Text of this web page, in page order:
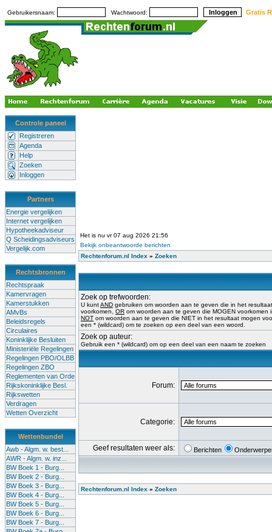
Gebruikersnaam: Wachtwoord: Gratis
Controle paneel
Registreren
Agenda
Help
Zoeken
Inloggen
Partners
Energie vergelijken
Internet vergelijken
Hypotheekadviseur
Q Scheidingsadviseurs
Vergelijk.com
Rechtsbronnen
Rechtspraak
Kamervragen
Kamerstukken
AMvBs
Beleidsregels
Circulaires
Koninklijke Besluiten
Ministeriële Regelingen
Regelingen PBO/OLBB
Regelingen ZBO
Reglementen van Orde
Rijkskoninklijke Besl.
Rijkswetten
Verdragen
Wetten Overzicht
Wettenbundel
Awb - Algm. w. best...
AWR - Algm. w. inz...
BW Boek 1 - Burg...
BW Boek 2 - Burg...
BW Boek 3 - Burg...
BW Boek 4 - Burg...
BW Boek 5 - Burg...
BW Boek 6 - Burg...
BW Boek 7 - Burg...
Het is nu vr 07 aug 2026 21:56
Bekijk onbeantwoorde berichten
Rechtenforum.nl Index » Zoeken
Zoek op trefwoorden:
U kuntAND gebruiken om woorden aan te geven die in het
voorkomen, OR om woorden aan te geven die MOGEN voorkomen
NOT om woorden aan te geven die NIET in het resultaat mogen
een * (wildcard) om te zoeken op een deel van een woord.
Zoek op auteur:
Gebruik een * (wildcard) om op een deel van een naam te zoeken
Forum:
Categorie:
Geef resultaten weer als: Berichten
Rechtenforum.nl Index » Zoeken